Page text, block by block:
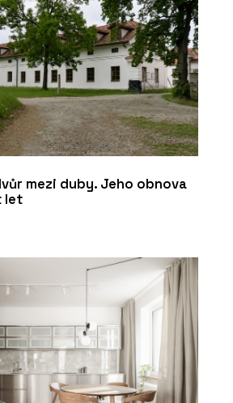
mezi duby. Jeho obnova
let